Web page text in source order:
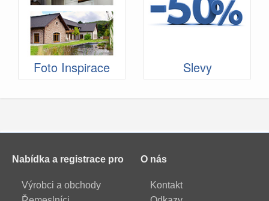
Foto Inspirace Slevy
Nabídka a registrace pro
Výrobci a obchody
O nás
Kontakt